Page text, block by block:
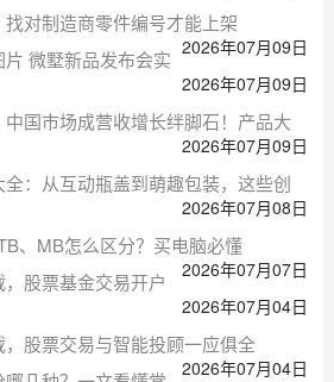
对制造商零件编号才能上架
2026年07月09日
微墅新品发布会实
2026年07月09日
国市场成营收增长绊脚石！产品大
2026年07月09日
：从互动瓶盖到萌趣包装，这些创
2026年07月08日
、MB怎么区分？买电脑必懂
2026年07月07日
股票基金交易开户
2026年07月04日
股票交易与智能投顾一应俱全
2026年07月04日